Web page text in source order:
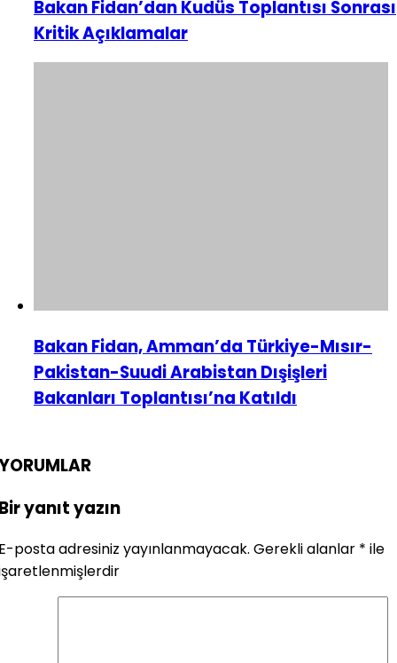
Bakan Fidan’dan Kudüs Toplantısı Sonrası
Kritik Açıklamalar
Bakan Fidan, Amman’da Türkiye-Mısır-
Pakistan-Suudi Arabistan Dışişleri
Bakanları Toplantısı’na Katıldı
yanıt yazın
posta adresiniz yayınlanmayacak. Gerekli alanlar * ile